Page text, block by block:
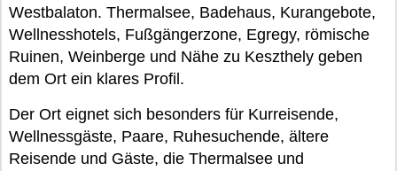
Westbalaton. Thermalsee, Badehaus, Kurangebote,
Wellnesshotels, Fußgängerzone, Egregy, römische
Ruinen, Weinberge und Nähe zu Keszthely geben
dem Ort ein klares Profil.
Der Ort eignet sich besonders für Kurreisende,
Wellnessgäste, Paare, Ruhesuchende, ältere
Reisende und Gäste, die Thermalsee und